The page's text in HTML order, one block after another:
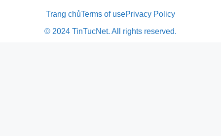
Trang chủTerms of usePrivacy Policy
© 2024 TinTucNet. All rights reserved.